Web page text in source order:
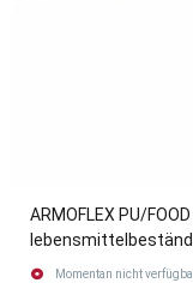
ARMOFLEX PU/
Momentan nicht